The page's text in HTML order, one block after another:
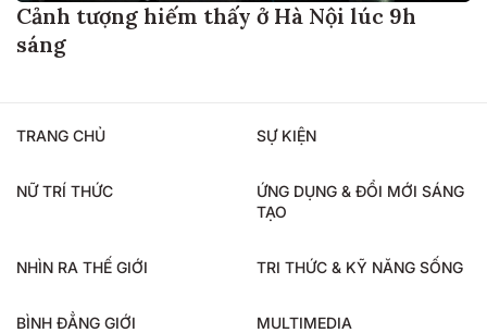
Cảnh tượng hiếm thấy ở Hà Nội lúc 9h
sáng
TRANG CHỦ SỰ KIỆN
NỮ TRÍ THỨC
ỨNG DỤNG & ĐỔI MỚI SÁNG
TẠO
NHÌN RA THẾ GIỚI TRI THỨC & KỸ NĂNG SỐNG
BÌNH ĐẲNG GIỚI MULTIMEDIA